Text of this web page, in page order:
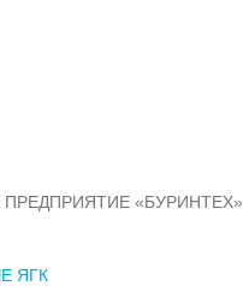
«БУРИНТЕХ»
ЯГК